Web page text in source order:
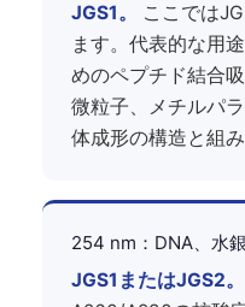
JGS1。
ここでは
ます。代表的な用
めのペプチド結合
微粒子、メチルパ
体成形の構造と組み
254 nm：DNA、水
JGS1またはJGS2